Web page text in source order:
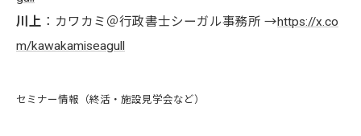
川上 ：カワカミ＠行政書士シーガル事務所 →https://x.co
m/kawakamiseagull
セミナー情報（終活・施設見学会など）